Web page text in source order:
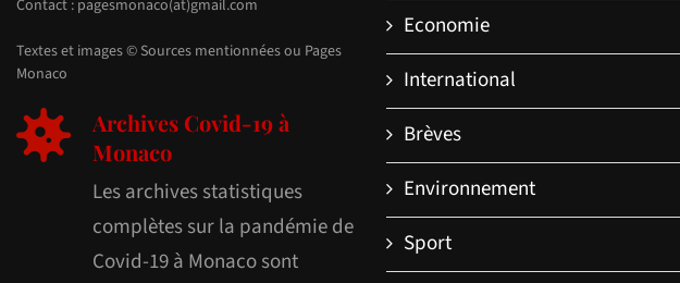
Contact : pagesmonaco(at)gmail.com
Textes et images © Sources mentionnées ou Pages
Monaco
Archives Covid-19 à
Monaco
Les archives statistiques
complètes sur la pandémie de
Covid-19 à Monaco sont
Economie
International
Brèves
Environnement
Sport